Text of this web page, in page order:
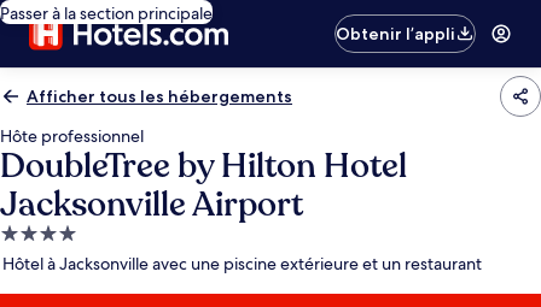
Passer à la section principale
Obtenir l’appli
Afficher tous les hébergements
Hôte professionnel
DoubleTree by Hilton Hotel
Jacksonville Airport
Hébergement
4.0 étoiles
Hôtel à Jacksonville avec une piscine extérieure et un restaurant